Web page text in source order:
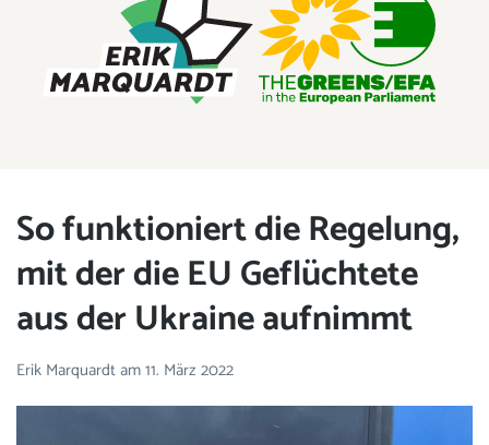
So funktioniert die Regelung,
mit der die EU Geflüchtete
aus der Ukraine aufnimmt
Erik Marquardtam11. März 2022